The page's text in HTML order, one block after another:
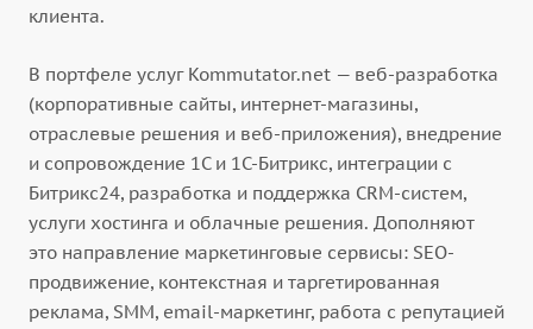
клиента.
В портфеле услуг Kommutator.net — веб-разработка
(корпоративные сайты, интернет-магазины,
отраслевые решения и веб-приложения), внедрение
и сопровождение 1С и 1С-Битрикс, интеграции с
Битрикс24, разработка и поддержка CRM-систем,
услуги хостинга и облачные решения. Дополняют
это направление маркетинговые сервисы: SEO-
продвижение, контекстная и таргетированная
реклама, SMM, email-маркетинг, работа с репутацией